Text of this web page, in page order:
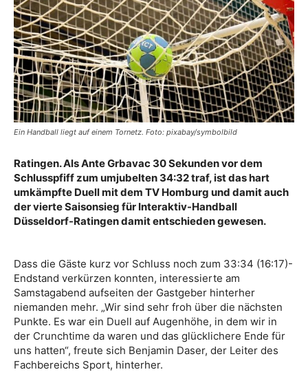
Ein Handball liegt auf einem Tornetz. Foto: pixabay/symbolbild
Ratingen. Als Ante Grbavac 30 Sekunden vor dem
Schlusspfiff zum umjubelten 34:32 traf, ist das hart
umkämpfte Duell mit dem TV Homburg und damit auch
der vierte Saisonsieg für Interaktiv-Handball
Düsseldorf-Ratingen damit entschieden gewesen.
Dass die Gäste kurz vor Schluss noch zum 33:34 (16:17)-
Endstand verkürzen konnten, interessierte am
Samstagabend aufseiten der Gastgeber hinterher
niemanden mehr. „Wir sind sehr froh über die nächsten
Punkte. Es war ein Duell auf Augenhöhe, in dem wir in
der Crunchtime da waren und das glücklichere Ende für
uns hatten“, freute sich Benjamin Daser, der Leiter des
Fachbereichs Sport, hinterher.